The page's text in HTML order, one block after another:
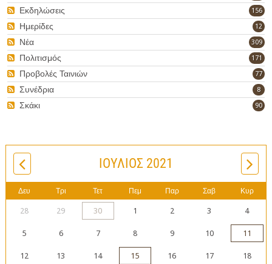
156
Εκδηλώσεις
12
Ημερίδες
309
Νέα
171
Πολιτισμός
77
Προβολές Ταινιών
8
Συνέδρια
90
Σκάκι
ΙΟΎΛΙΟΣ 2021
Δευ Τρι Τετ Πεμ Παρ Σαβ Κυρ
28 29 30 1 2 3 4
5 6 7 8 9 10 11
12 13 14 15 16 17 18